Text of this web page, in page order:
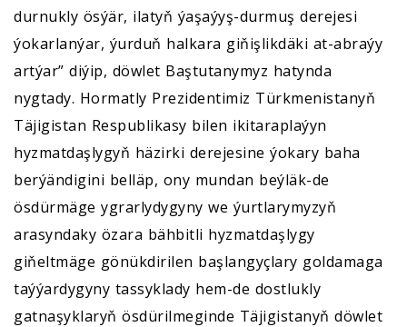
durnukly ösýär, ilatyň ýaşaýyş-durmuş derejesi
ýokarlanýar, ýurduň halkara giňişlikdäki at-abraýy
artýar” diýip, döwlet Baştutanymyz hatynda
nygtady. Hormatly Prezidentimiz Türkmenistanyň
Täjigistan Respublikasy bilen ikitaraplaýyn
hyzmatdaşlygyň häzirki derejesine ýokary baha
berýändigini belläp, ony mundan beýläk-de
ösdürmäge ygrarlydygyny we ýurtlarymyzyň
arasyndaky özara bähbitli hyzmatdaşlygy
giňeltmäge gönükdirilen başlangyçlary goldamaga
taýýardygyny tassyklady hem-de dostlukly
gatnaşyklaryň ösdürilmeginde Täjigistanyň döwlet